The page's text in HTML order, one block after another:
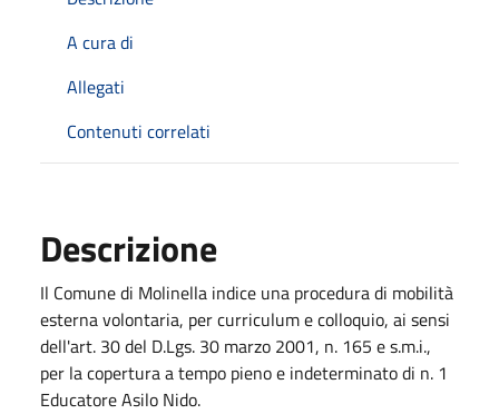
A cura di
Allegati
Contenuti correlati
Descrizione
Il Comune di Molinella indice una procedura di mobilità
esterna volontaria, per curriculum e colloquio, ai sensi
dell'art. 30 del D.Lgs. 30 marzo 2001, n. 165 e s.m.i.,
per la copertura a tempo pieno e indeterminato di n. 1
Educatore Asilo Nido.